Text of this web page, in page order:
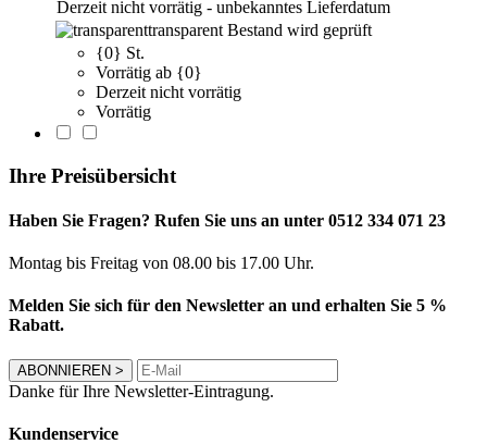
Derzeit nicht vorrätig - unbekanntes Lieferdatum
transparent Bestand wird geprüft
{0} St.
Vorrätig ab {0}
Derzeit nicht vorrätig
Vorrätig
Ihre Preisübersicht
Haben Sie Fragen? Rufen Sie uns an unter 0512 334 071 23
Montag bis Freitag von 08.00 bis 17.00 Uhr.
Melden Sie sich für den Newsletter an und erhalten Sie 5 %
Rabatt.
ABONNIEREN >
Danke für Ihre Newsletter-Eintragung.
Kundenservice